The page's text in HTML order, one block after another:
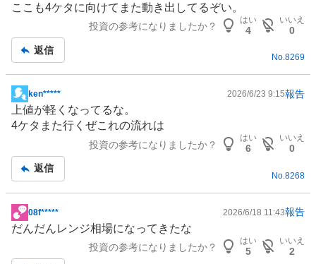
事
ここも4ケタに向けてまた動き出してるぞい。
投資の参考になりましたか？
はい
4
いいえ
0
返信
No.8269
掲
示
板
ken***** 2026/6/23 9:15報告
上値が軽くなってるな。
4ケタまた行くぜこれの流れは
投資の参考になりましたか？
はい
6
いいえ
0
返信
No. 8268
掲
示
08f***** 2026/6/18 11:43報告
だんだんレンジ相場になってきたな
投資の参考になりましたか？
はい
5
いいえ
2